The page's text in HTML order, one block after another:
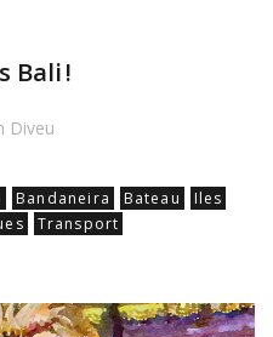
Bali !
Diveu
Bandaneira Bateau
Iles
Transport